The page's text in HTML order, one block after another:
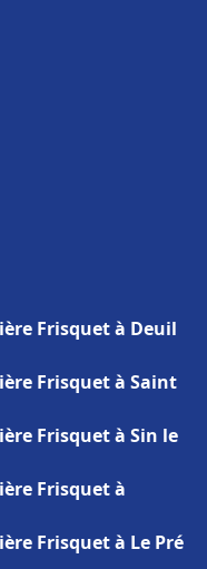
Frisquet à Deuil
Frisquet à Saint
Frisquet à Sin le
Frisquet à
Frisquet à Le Pré